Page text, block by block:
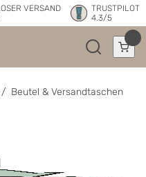
VERSAND
TRUSTPILOT
4.3/5
/ Beutel & Versandtaschen